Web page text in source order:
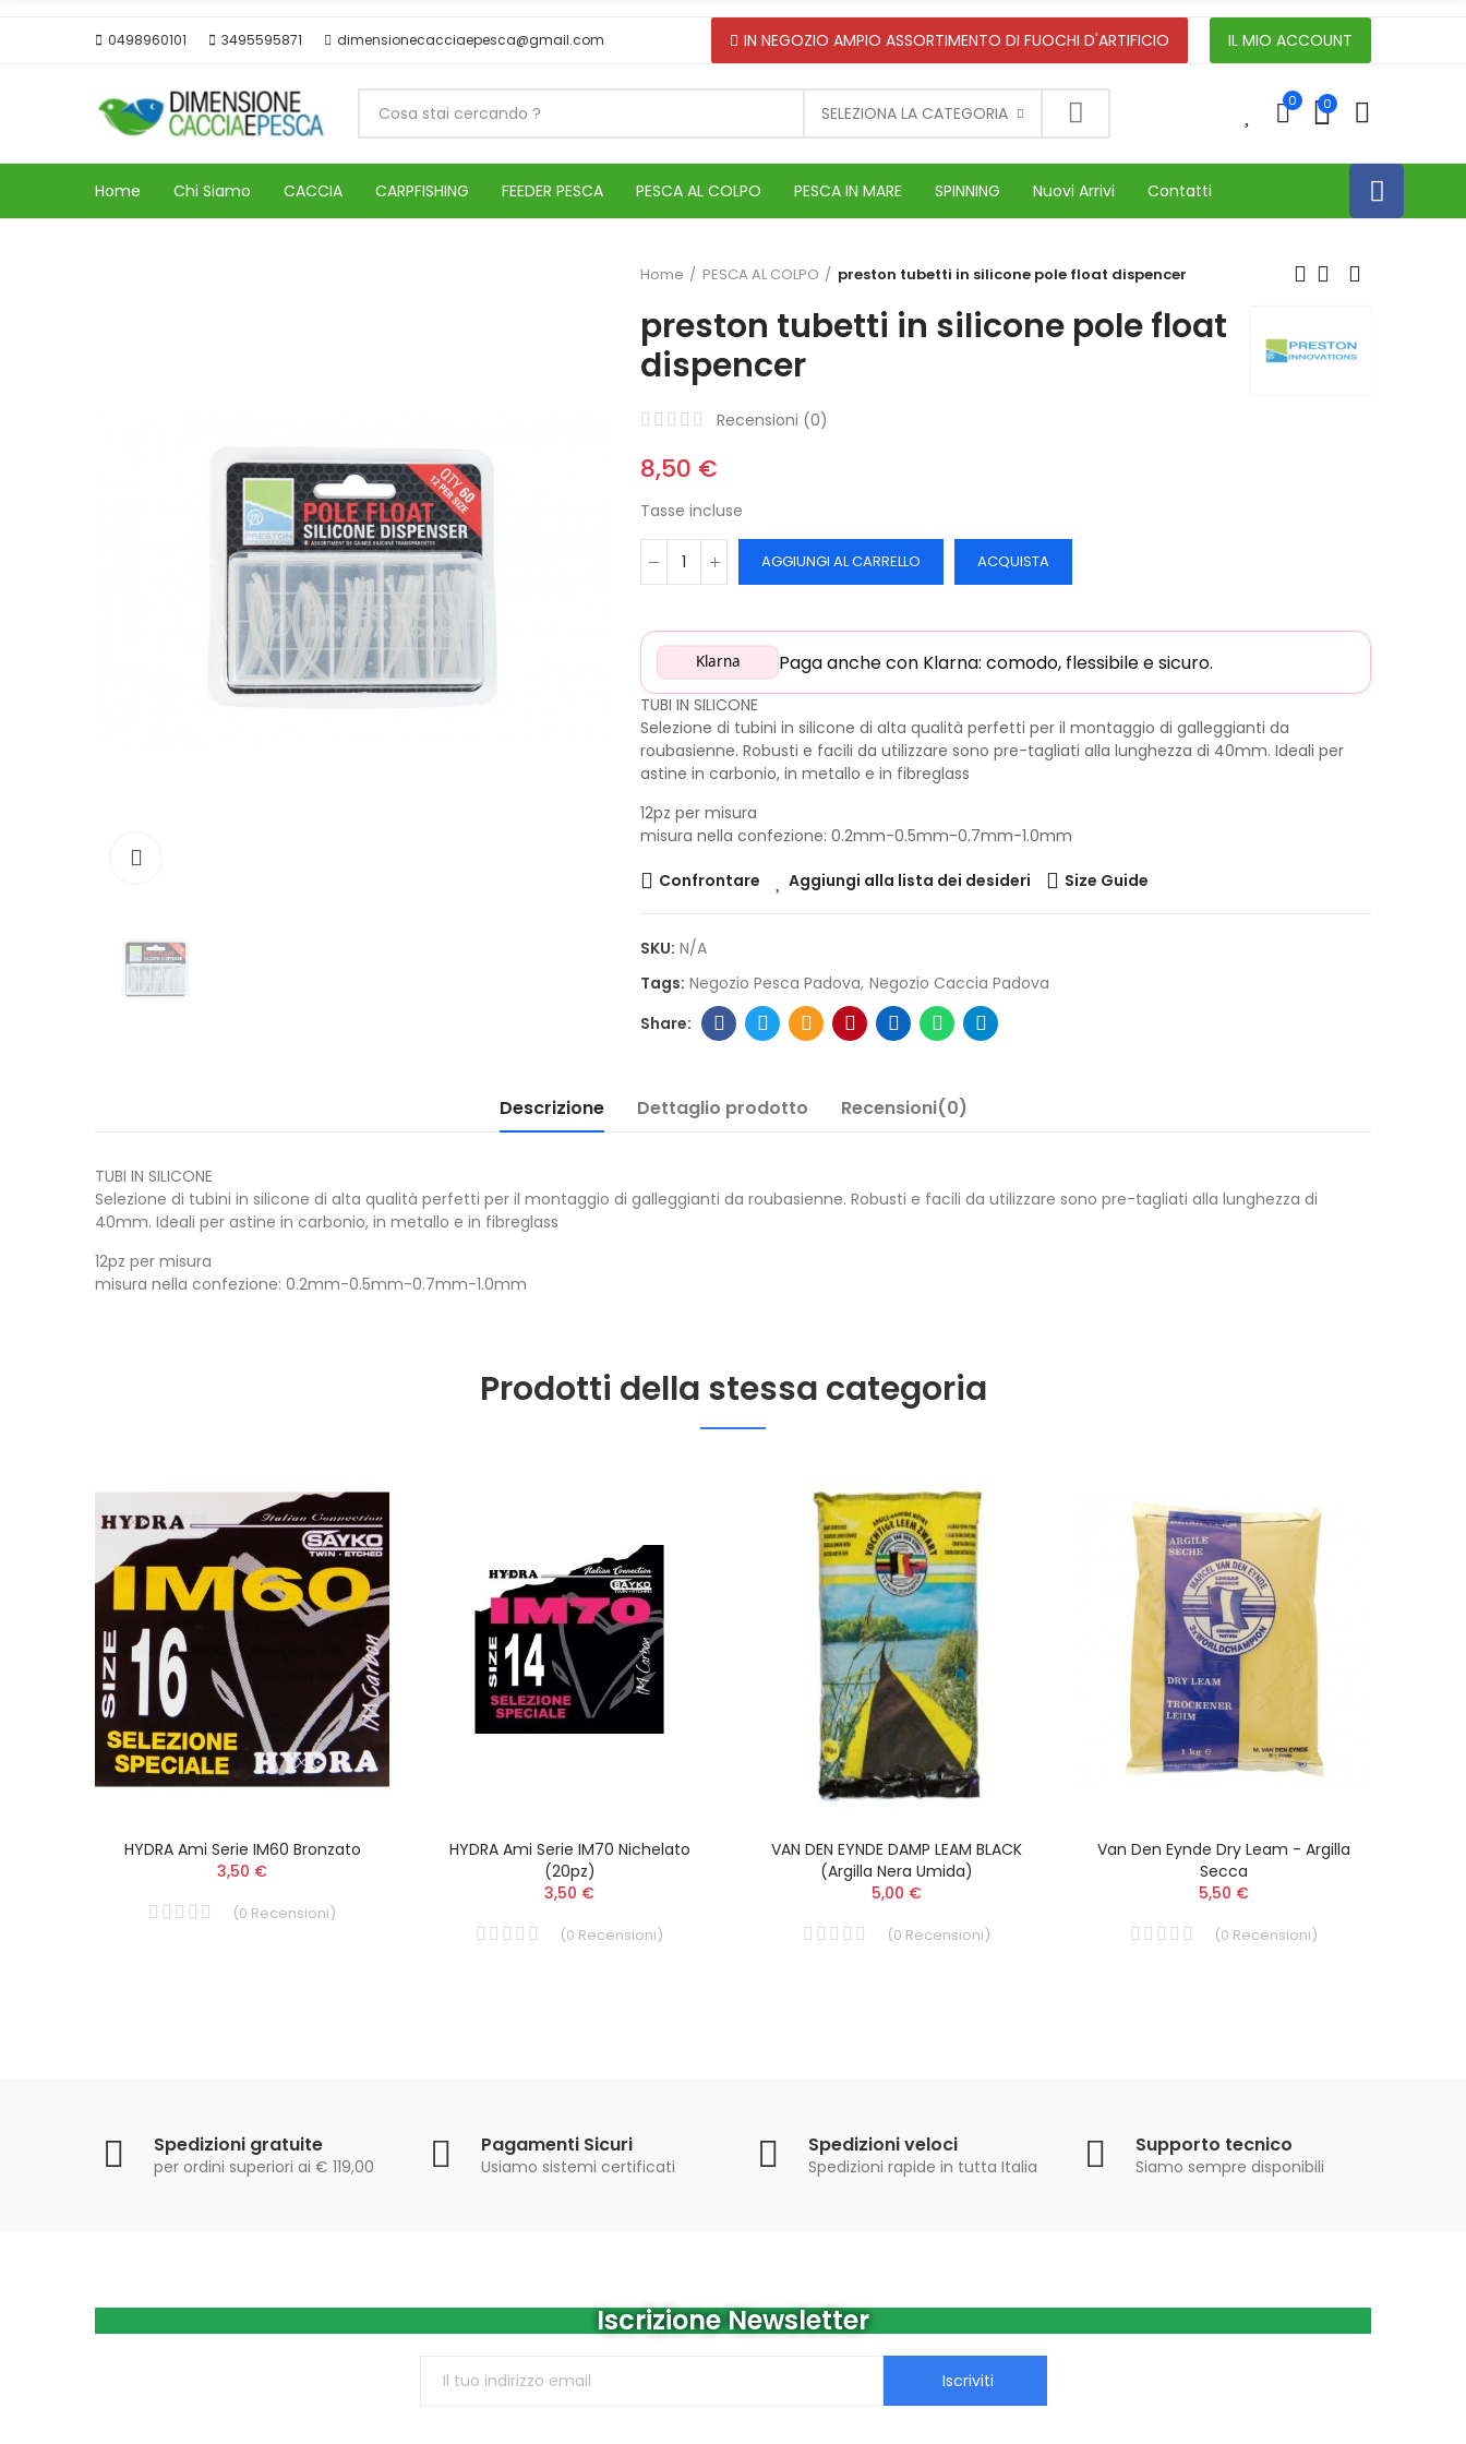
0498960101 3495595871 dimensionecacciaepesca@gmail.com IN NEGOZIO AMPIO ASSORTIMENTO DI FUOCHI D'ARTIFICIO IL MIO ACCOUNT
SELEZIONA LA CATEGORIA
0 0
Home Chi Siamo CACCIA CARPFISHING FEEDER PESCA PESCA AL COLPO PESCA IN MARE SPINNING Nuovi Arrivi Contatti
Home PESCA AL COLPO preston tubetti in silicone pole float dispencer
preston tubetti in silicone pole float
dispencer
Recensioni (0)
8,50 €
Tasse incluse
AGGIUNGI AL CARRELLO ACQUISTA
Klarna Paga anche con Klarna: comodo, flessibile e sicuro.
TUBI IN SILICONE
Selezione di tubini in silicone di alta qualità perfetti per il montaggio di galleggianti da
roubasienne. Robusti e facili da utilizzare sono pre-tagliati alla lunghezza di 40mm. Ideali per
astine in carbonio, in metallo e in fibreglass
12pz per misura
misura nella confezione: 0.2mm-0.5mm-0.7mm-1.0mm
Confrontare Aggiungi alla lista dei desideri Size Guide
SKU: N/A
Tags: Negozio Pesca Padova Negozio Caccia Padova
Descrizione Dettaglio prodotto Recensioni(0)
TUBI IN SILICONE
Selezione di tubini in silicone di alta qualità perfetti per il montaggio di galleggianti da roubasienne. Robusti e facili da utilizzare sono pre-tagliati alla lunghezza di
40mm. Ideali per astine in carbonio, in metallo e in fibreglass
12pz per misura
misura nella confezione: 0.2mm-0.5mm-0.7mm-1.0mm
Prodotti della stessa categoria
HYDRA Ami Serie IM60 Bronzato
3,50 €
(0 Recensioni)
HYDRA Ami Serie IM70 Nichelato
(20pz)
3,50 €
(0 Recensioni)
VAN DEN EYNDE DAMP LEAM BLACK
(argilla Nera Umida)
5,00 €
(0 Recensioni)
Van Den Eynde Dry Leam - Argilla
Secca
5,50 €
(0 Recensioni)
Spedizioni gratuite
per ordini superiori ai € 119,00
Pagamenti Sicuri
Usiamo sistemi certificati
Spedizioni veloci
Spedizioni rapide in tutta Italia
Supporto tecnico
Siamo sempre disponibili
Iscrizione Newsletter
Iscriviti